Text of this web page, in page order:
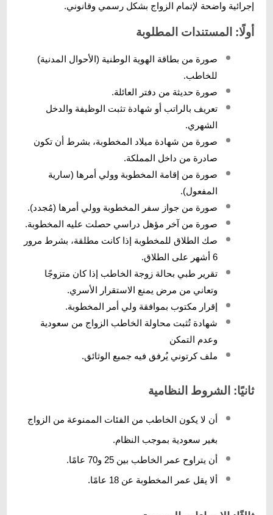
إجرائية واضحة لإتمام الزواج بشكل رسمي وقانوني.
أولًا: المستندات المطلوبة
صورة من بطاقة الهوية الوطنية (الأحوال المدنية)
للخاطب.
صورة حديثة من دفتر العائلة.
تعريف بالراتب أو شهادة تثبت الوظيفة والدخل
الشهري.
صورة من شهادة ميلاد المخطوبة، بشرط أن تكون
صادرة من داخل المملكة.
صورة من إقامة المخطوبة وولي أمرها (سارية
المفعول).
صورة من جواز سفر المخطوبة وولي أمرها (مُجدد).
صورة من آخر مؤهل دراسي حصلت عليه المخطوبة.
صك الطلاق للمخطوبة إذا كانت مطلقة، بشرط مرور
6 أشهر على الطلاق.
تقرير طبي بحالة زوجة الخاطب إذا كان متزوجًا
وتعاني من مرض يمنع الاستقرار الأسري.
إقرار مكتوب بموافقة ولي أمر المخطوبة.
شهادة تُثبت محاولة الخاطب الزواج من سعودية
وعدم التمكن
ملف كرتوني يُرفق فيه جميع الوثائق.
ثانيًا: الشروط النظامية
أن لا يكون الخاطب من الفئات الممنوعة من الزواج
بغير سعودية بموجب النظام.
أن يتراوح عمر الخاطب بين 25 و70 عامًا.
ألا يقل عمر المخطوبة عن 18 عامًا.